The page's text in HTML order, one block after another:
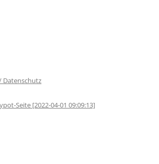
Datenschutz
Seite [2022-04-01 09:09:13]